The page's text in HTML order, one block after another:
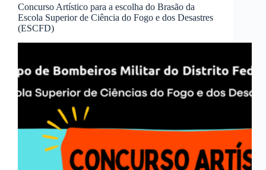
Concurso Artístico para a escolha do Brasão da
Escola Superior de Ciência do Fogo e dos Desastres
(ESCFD)